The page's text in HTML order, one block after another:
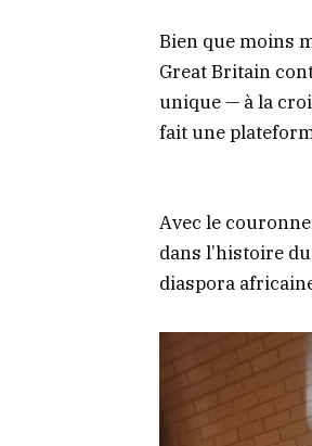
Bien que moins
Great Britain
unique — à la
fait une
Avec le
dans l’histoire
diaspora